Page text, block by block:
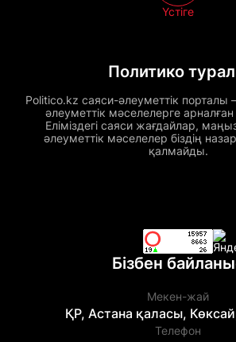
Политико
Politico.kz саяси-әлеуметтік порталы –
әлеуметтік мәселелерге
Еліміздегі саяси жағдайлар,
әлеуметтік мәселелер біздің
қалмайды.
Үстіге
Бізбен
Мекен-жай
ҚР, Астана қаласы,
Телефон